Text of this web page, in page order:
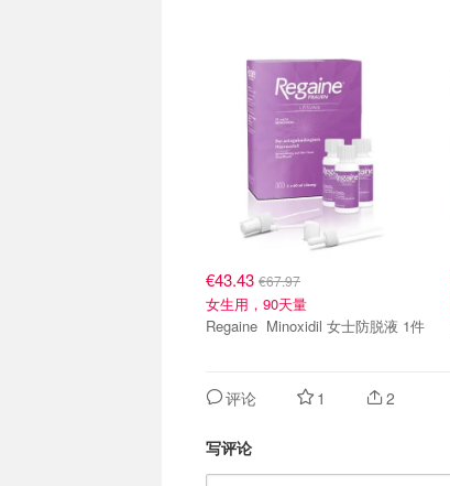
€43.43 €67.97
女生用，90天量
Regaine Minoxidil 女士防脱液 1件
评论 1 2
写评论